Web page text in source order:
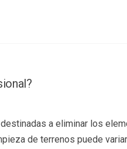
a eliminar los
de terrenos puede